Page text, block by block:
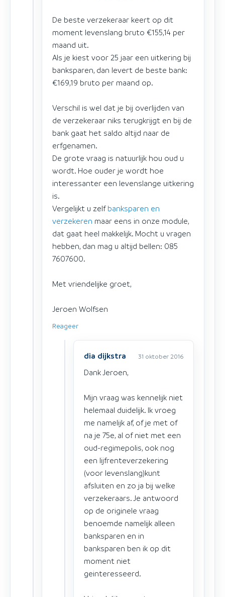
De beste verzekeraar keert op dit
moment levenslang bruto €155,14 per
maand uit.
Als je kiest voor 25 jaar een uitkering bij
banksparen, dan levert de beste bank:
€169,19 bruto per maand op.
Verschil is wel dat je bij overlijden van
de verzekeraar niks terugkrijgt en bij de
bank gaat het saldo altijd naar de
erfgenamen.
De grote vraag is natuurlijk hou oud u
wordt. Hoe ouder je wordt hoe
interessanter een levenslange uitkering
is.
Vergelijkt u zelf banksparen en
verzekeren maar eens in onze module,
dat gaat heel makkelijk. Mocht u vragen
hebben, dan mag u altijd bellen: 085
7607600.
Met vriendelijke groet,
Jeroen Wolfsen
Reageer
dia dijkstra 31 oktober 2016
Dank Jeroen,
Mijn vraag was kennelijk niet
helemaal duidelijk. Ik vroeg
me namelijk af, of je met of
na je 75e, al of niet met een
oud-regimepolis, ook nog
een lijfrenteverzekering
(voor levenslang)kunt
afsluiten en zo ja bij welke
verzekeraars. Je antwoord
op de originele vraag
benoemde namelijk alleen
banksparen en in
banksparen ben ik op dit
moment niet
geinteresseerd.